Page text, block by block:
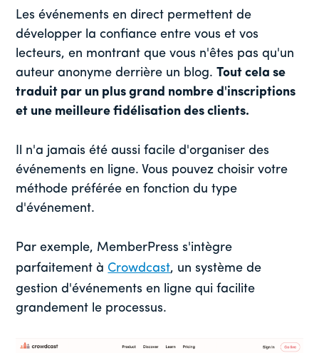
Les événements en direct permettent de
développer la confiance entre vous et vos
lecteurs, en montrant que vous n'êtes pas qu'un
auteur anonyme derrière un blog.Tout cela se
traduit par un plus grand nombre d'inscriptions
et une meilleure fidélisation des clients.
Il n'a jamais été aussi facile d'organiser des
événements en ligne. Vous pouvez choisir votre
méthode préférée en fonction du type
d'événement.
Par exemple, MemberPress s'intègre
parfaitement à Crowdcast, un système de
gestion d'événements en ligne qui facilite
grandement le processus.